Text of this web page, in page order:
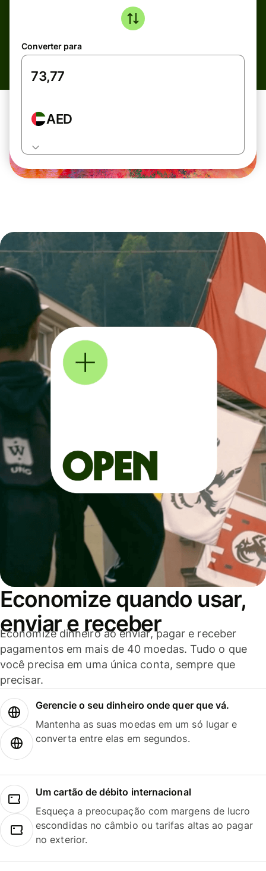
Converter para
AED
Economize quando usar,
enviar e receber
Economize dinheiro ao enviar, pagar e receber
pagamentos em mais de 40 moedas. Tudo o que
você precisa em uma única conta, sempre que
precisar.
Gerencie o seu dinheiro onde quer que vá.
Mantenha as suas moedas em um só lugar e
converta entre elas em segundos.
Um cartão de débito internacional
Esqueça a preocupação com margens de lucro
escondidas no câmbio ou tarifas altas ao pagar
no exterior.